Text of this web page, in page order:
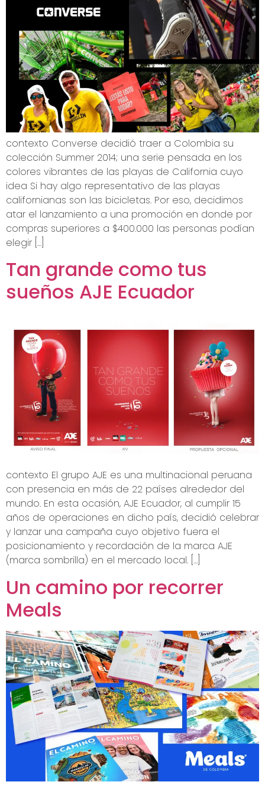
contexto Converse decidió traer a Colombia su
colección Summer 2014; una serie pensada en los
colores vibrantes de las playas de California cuyo
idea Si hay algo representativo de las playas
californianas son las bicicletas. Por eso, decidimos
atar el lanzamiento a una promoción en donde por
compras superiores a $400.000 las personas podían
elegir […]
Tan grande como tus
sueños AJE Ecuador
contexto El grupo AJE es una multinacional peruana
con presencia en más de 22 países alrededor del
mundo. En esta ocasión, AJE Ecuador, al cumplir 15
años de operaciones en dicho país, decidió celebrar
y lanzar una campaña cuyo objetivo fuera el
posicionamiento y recordación de la marca AJE
(marca sombrilla) en el mercado local. […]
Un camino por recorrer
Meals